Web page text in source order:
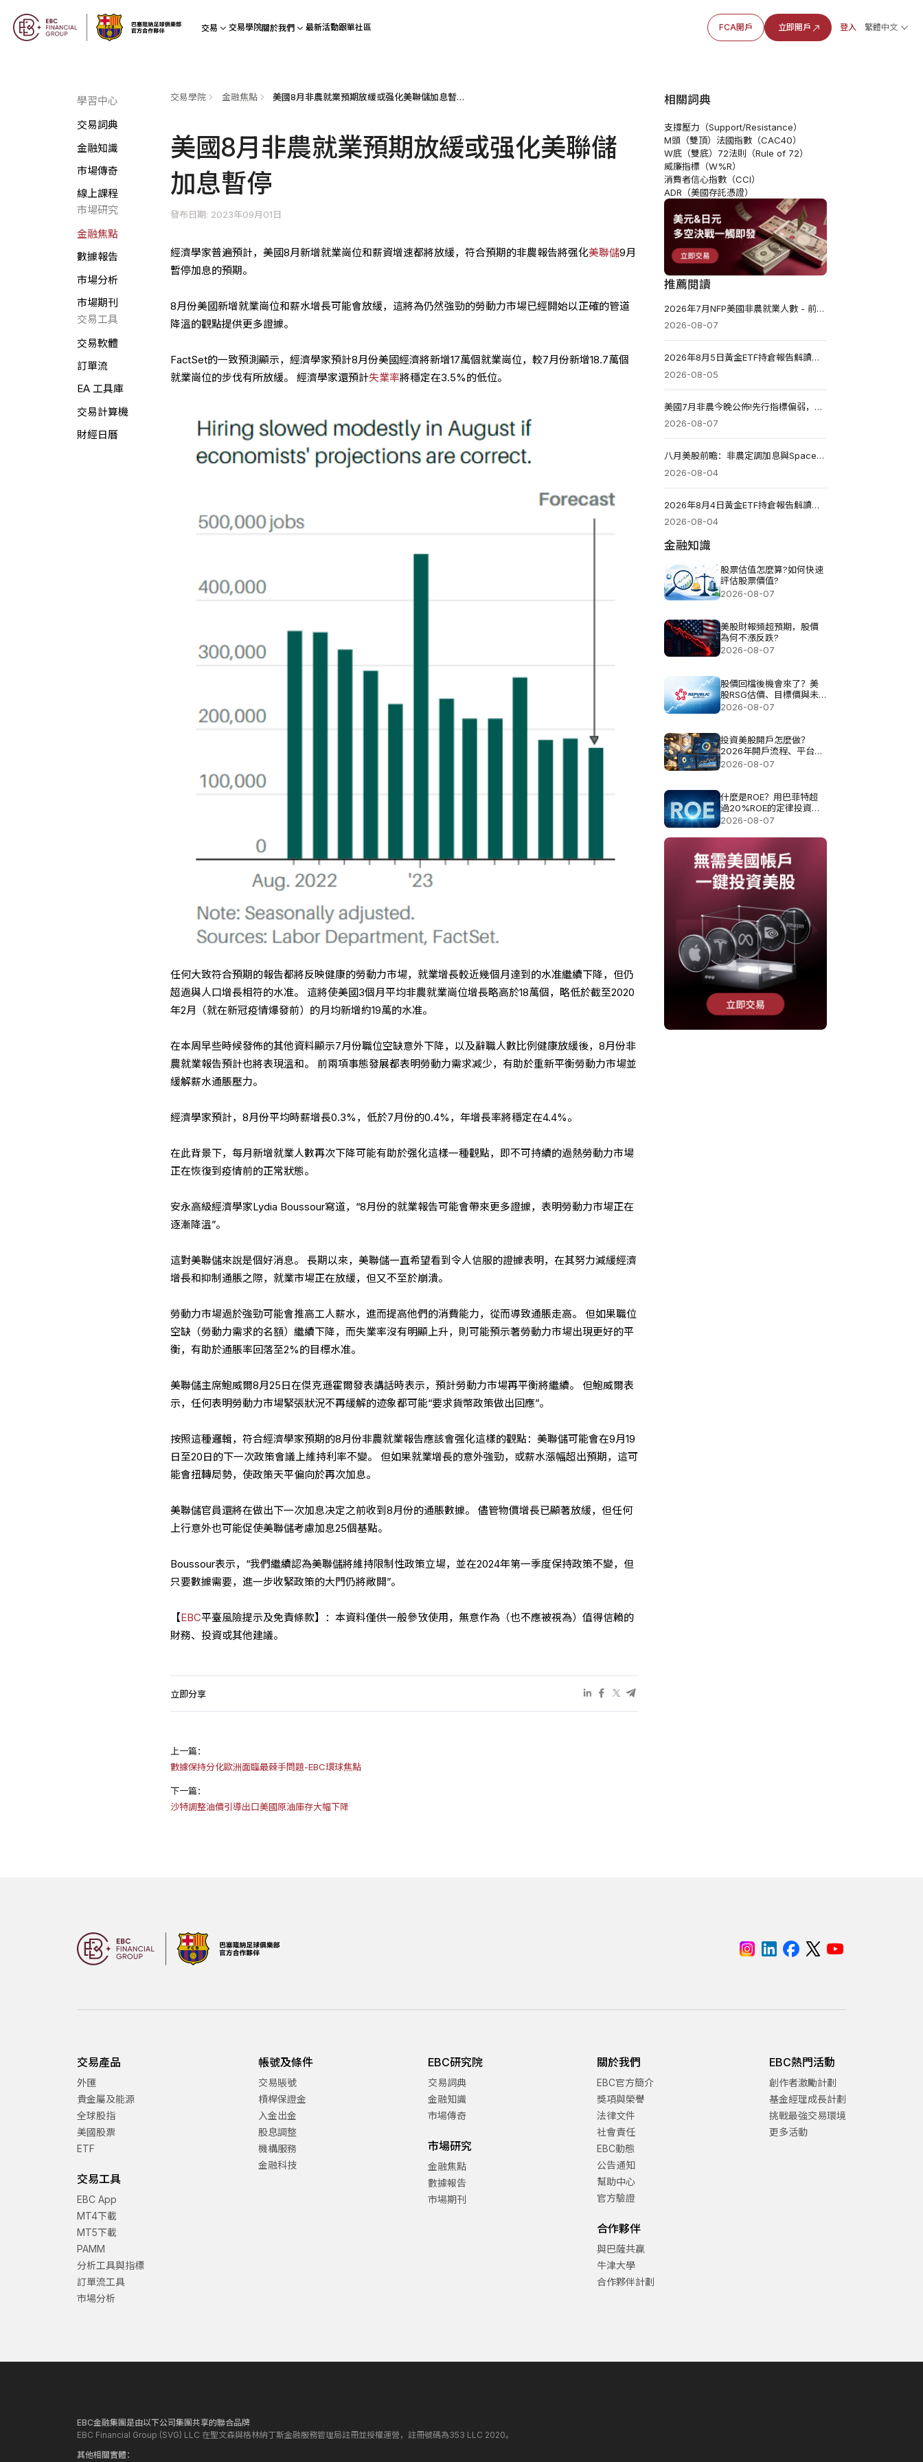
交易 交易學院關於我們 最新活動跟單社區 FCA開戶 立即開戶 登入 繁體中文
學習中心
交易詞典
金融知識
市場傳奇
線上課程
市場研究
金融焦點
數據報告
市場分析
市場期刊
交易工具
交易軟體
訂單流
EA 工具庫
交易計算機
財經日曆
交易學院 金融焦點 美國8月非農就業預期放緩或强化美聯儲加息暫停
美國8月非農就業預期放緩或强化美聯儲
加息暫停
發布日期: 2023年09月01日
經濟學家普遍預計，美國8月新增就業崗位和薪資增速都將放緩，符合預期的非農報告將强化美聯儲9月
暫停加息的預期。
8月份美國新增就業崗位和薪水增長可能會放緩，這將為仍然強勁的勞動力市場已經開始以正確的管道
降溫的觀點提供更多證據。
FactSet的一致預測顯示，經濟學家預計8月份美國經濟將新增17萬個就業崗位，較7月份新增18.7萬個
就業崗位的步伐有所放緩。 經濟學家還預計失業率將穩定在3.5%的低位。
任何大致符合預期的報告都將反映健康的勞動力市場，就業增長較近幾個月達到的水准繼續下降，但仍
超過與人口增長相符的水准。 這將使美國3個月平均非農就業崗位增長略高於18萬個，略低於截至2020
年2月（就在新冠疫情爆發前）的月均新增約19萬的水准。
在本周早些時候發佈的其他資料顯示7月份職位空缺意外下降，以及辭職人數比例健康放緩後，8月份非
農就業報告預計也將表現溫和。 前兩項事態發展都表明勞動力需求减少，有助於重新平衡勞動力市場並
緩解薪水通脹壓力。
經濟學家預計，8月份平均時薪增長0.3%，低於7月份的0.4%，年增長率將穩定在4.4%。
在此背景下，每月新增就業人數再次下降可能有助於强化這樣一種觀點，即不可持續的過熱勞動力市場
正在恢復到疫情前的正常狀態。
安永高級經濟學家Lydia Boussour寫道，“8月份的就業報告可能會帶來更多證據，表明勞動力市場正在
逐漸降溫”。
這對美聯儲來說是個好消息。 長期以來，美聯儲一直希望看到令人信服的證據表明，在其努力減緩經濟
增長和抑制通脹之際，就業市場正在放緩，但又不至於崩潰。
勞動力市場過於強勁可能會推高工人薪水，進而提高他們的消費能力，從而導致通脹走高。 但如果職位
空缺（勞動力需求的名額）繼續下降，而失業率沒有明顯上升，則可能預示著勞動力市場出現更好的平
衡，有助於通脹率回落至2%的目標水准。
美聯儲主席鮑威爾8月25日在傑克遜霍爾發表講話時表示，預計勞動力市場再平衡將繼續。 但鮑威爾表
示，任何表明勞動力市場緊張狀況不再緩解的迹象都可能“要求貨幣政策做出回應”。
按照這種邏輯，符合經濟學家預期的8月份非農就業報告應該會强化這樣的觀點：美聯儲可能會在9月19
日至20日的下一次政策會議上維持利率不變。 但如果就業增長的意外強勁，或薪水漲幅超出預期，這可
能會扭轉局勢，使政策天平偏向於再次加息。
美聯儲官員還將在做出下一次加息决定之前收到8月份的通脹數據。 儘管物價增長已顯著放緩，但任何
上行意外也可能促使美聯儲考慮加息25個基點。
Boussour表示，“我們繼續認為美聯儲將維持限制性政策立場，並在2024年第一季度保持政策不變，但
只要數據需要，進一步收緊政策的大門仍將敞開”。
【 EBC平臺風險提示及免責條款】：本資料僅供一般參攷使用，無意作為（也不應被視為）值得信賴的
財務、投資或其他建議。
立即分享
上一篇：
數據保持分化歐洲面臨最棘手問題-EBC環球焦點
下一篇：
沙特調整油價引導出口美國原油庫存大幅下降
相關詞典
支撐壓力（Support/Resistance）
M頭（雙頂） 法國指數（CAC40）
W底（雙底） 72法則（Rule of 72）
威廉指標（W%R）
消費者信心指數（CCI）
ADR（美國存託憑證）
推薦閱讀
2026年7月NFP美國非農就業人數 - 前值5.7萬人 預測值8.3萬
2026-08-07
2026年8月5日黃金ETF持倉報告解讀：較前一個交易日增加3.423噸
2026-08-05
美國7月非農今晚公佈!先行指標偏弱，預期延續疲軟
2026-08-07
八月美股前瞻：非農定調加息與SpaceX財報解析與投資機會
2026-08-04
2026年8月4日黃金ETF持倉報告解讀：較前一個交易日減少1.141噸
2026-08-04
金融知識
股票估值怎麼算?如何快速
評估股票價值?
2026-08-07
美股財報頻超預期，股價
為何不漲反跌?
2026-08-07
股價回檔後機會來了？美
股RSG估價、目標價與未
來空間解析
2026-08-07
投資美股開戶怎麼做？
2026年開戶流程、平台選
擇與費用指南
2026-08-07
什麼是ROE？用巴菲特超
過20%ROE的定律投資真
的可以？
2026-08-07
交易產品
外匯
貴金屬及能源
全球股指
美國股票
ETF
交易工具
EBC App
MT4下載
MT5下載
PAMM
分析工具與指標
訂單流工具
市場分析
帳號及條件
交易賬號
槓桿保證金
入金出金
股息調整
機構服務
金融科技
EBC研究院
交易詞典
金融知識
市場傳奇
市場研究
金融焦點
數據報告
市場期刊
關於我們
EBC官方簡介
獎項與榮譽
法律文件
社會責任
EBC動態
公告通知
幫助中心
官方驗證
合作夥伴
與巴薩共贏
牛津大學
合作夥伴計劃
EBC熱門活動
創作者激勵計劃
基金經理成長計劃
挑戰最強交易環境
更多活動
EBC金融集團是由以下公司集團共享的聯合品牌
EBC Financial Group (SVG) LLC 在聖文森與格林納丁斯金融服務管理局註冊並授權運營，註冊號碼為353 LLC 2020。
其他相關實體：